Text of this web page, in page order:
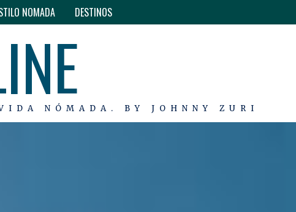
NOMADA DESTINOS
NÓMADA. BY JOHNNY ZURI